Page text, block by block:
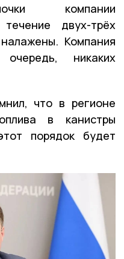
компании
двух-трёх
Компания
никаких
что в регионе
в канистры
порядок будет